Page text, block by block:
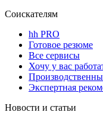
Соискателям
hh PRO
Готовое резюме
Все сервисы
Хочу у вас
Экспертная
Новости и статьи